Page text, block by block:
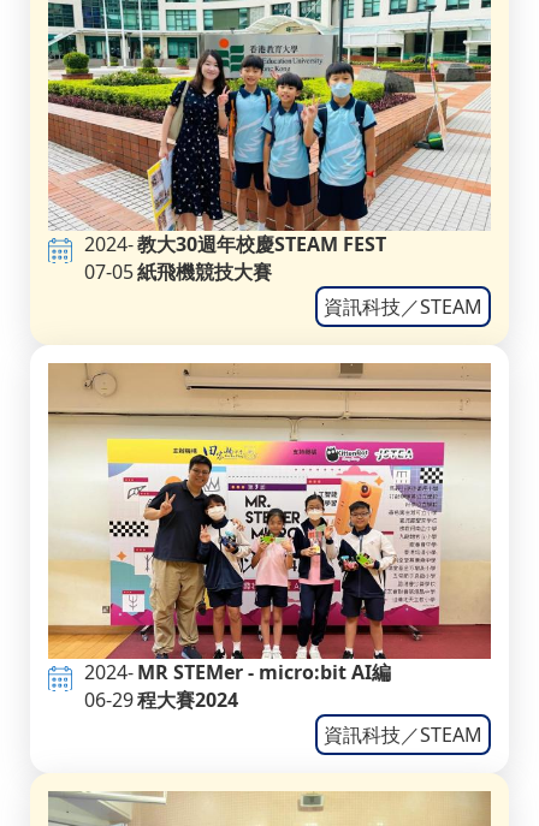
2024-
07-05
教大30週年校慶STEAM FEST
紙飛機競技大賽
資訊科技／STEAM
2024-
06-29
MR STEMer - micro:bit AI編
程大賽2024
資訊科技／STEAM